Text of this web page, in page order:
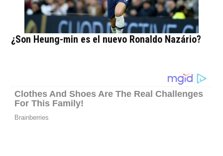
¿Son Heung-min es el nuevo Ronaldo Nazário?